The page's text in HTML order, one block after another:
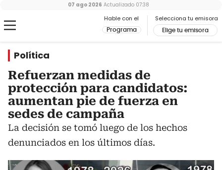
Hable con el
Programa
Selecciona tu emisora
Elige tu emisora
07 ago 2026 Actualizado 07:38
Política
Refuerzan medidas de
protección para candidatos:
aumentan pie de fuerza en
sedes de campaña
La decisión se tomó luego de los hechos
denunciados en los últimos días.